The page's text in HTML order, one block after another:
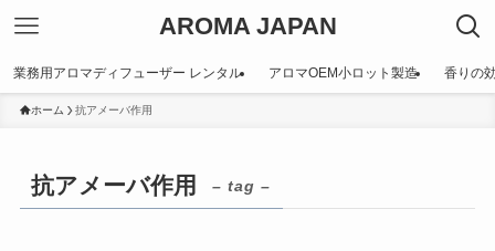
AROMA JAPAN
業務用アロマディフューザー レンタル アロマOEM小ロット製造 香りの
ホーム 抗アメーバ作用
抗アメーバ作用 – tag –